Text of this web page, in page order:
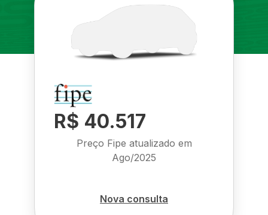
R$ 40.517
Preço Fipe atualizado em
Ago/2025
Nova consulta